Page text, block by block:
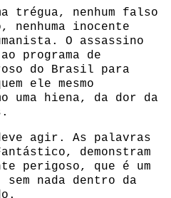
trégua, nenhum falso
inocente
O assassino
programa de
do Brasil para
ele mesmo
uma hiena, da dor da
agir. As palavras
demonstram
perigoso, que é um
sem nada dentro da